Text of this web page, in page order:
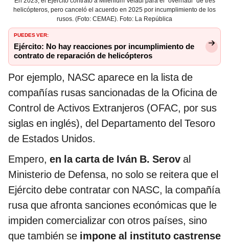
helicópteros, pero canceló el acuerdo en 2025 por incumplimiento de los
rusos. (Foto: CEMAE). Foto: La República
PUEDES VER:
Ejército: No hay reacciones por incumplimiento de
contrato de reparación de helicópteros
Por ejemplo, NASC aparece en la lista de
compañías rusas sancionadas de la Oficina de
Control de Activos Extranjeros (OFAC, por sus
siglas en inglés), del Departamento del Tesoro
de Estados Unidos.
Empero, en la carta de Iván B. Serov al
Ministerio de Defensa, no solo se reitera que el
Ejército debe contratar con NASC, la compañía
rusa que afronta sanciones económicas que le
impiden comercializar con otros países, sino
que también se impone al instituto castrense